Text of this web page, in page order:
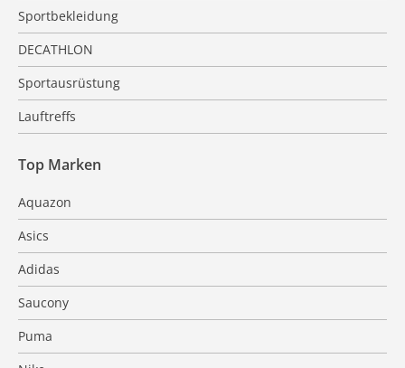
Sportbekleidung
DECATHLON
Sportausrüstung
Lauftreffs
Top Marken
Aquazon
Asics
Adidas
Saucony
Puma